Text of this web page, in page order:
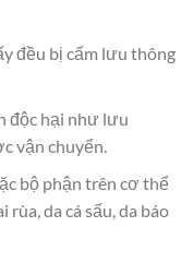
đều bị cấm lưu thông
độc hại như lưu
vận chuyển.
bộ phận trên cơ thể
da cá sấu, da báo